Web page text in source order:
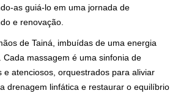
as guiá-lo em uma jornada de
e renovação.
de Tainá, imbuídas de uma energia
Cada massagem é uma sinfonia de
e atenciosos, orquestrados para aliviar
drenagem linfática e restaurar o equilíbrio